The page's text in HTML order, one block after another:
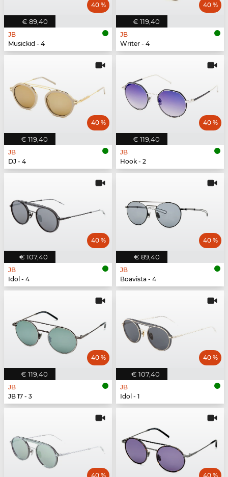
€ 89,40
40 %
JB
Musickid - 4
€ 119,40
40 %
JB
Writer - 4
€ 119,40
40 %
JB
DJ - 4
€ 119,40
40 %
JB
Hook - 2
€ 107,40
40 %
JB
Idol - 4
€ 89,40
40 %
JB
Boavista - 4
€ 119,40
40 %
JB
JB 17 - 3
€ 107,40
40 %
JB
Idol - 1
40 % 40 %